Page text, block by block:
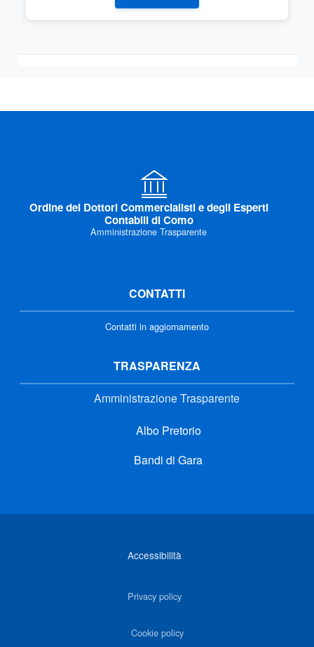
Ordine dei Dottori Commercialisti e degli Esperti
Contabili di Como
Amministrazione Trasparente
CONTATTI
Contatti in aggiornamento
TRASPARENZA
Amministrazione Trasparente
Albo Pretorio
Bandi di Gara
Accessibilità
Privacy policy
Cookie policy